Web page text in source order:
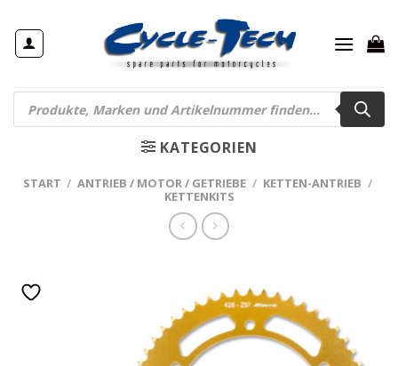
Inhalt
springen
Products
search
KATEGORIEN
START / ANTRIEB / MOTOR / GETRIEBE / KETTEN-ANTRIEB /
KETTENKITS